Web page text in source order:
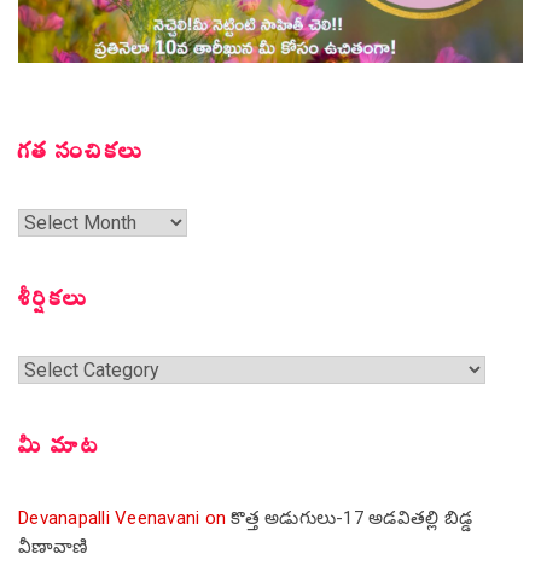
గత సంచికలు
గత
శీర్షికలు
శీర్షికలు
మీ మాట
Devanapalli Veenavani onకొత్త అడుగులు-17 అడవితల్లి బిడ్డ
వీణావాణి